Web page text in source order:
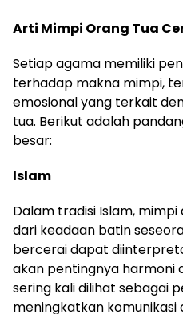
Arti Mimpi Orang Tua
Setiap agama memiliki
terhadap makna mimpi,
emosional yang terkait
tua. Berikut adalah
besar:
Islam
Dalam tradisi Islam,
dari keadaan batin
bercerai dapat
akan pentingnya harmoni
sering kali dilihat sebagai
meningkatkan